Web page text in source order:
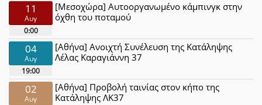
11
Αυγ
0:00
[Μεσοχώρα] Αυτοοργανωμένο κάμπινγκ στην
όχθη του ποταμού
04
Αυγ
19:00
[Αθήνα] Ανοιχτή Συνέλευση της Κατάληψης
Λέλας Καραγιάννη 37
02
Αυγ
[Αθήνα] Προβολή ταινίας στον κήπο της
Κατάληψης ΛΚ37